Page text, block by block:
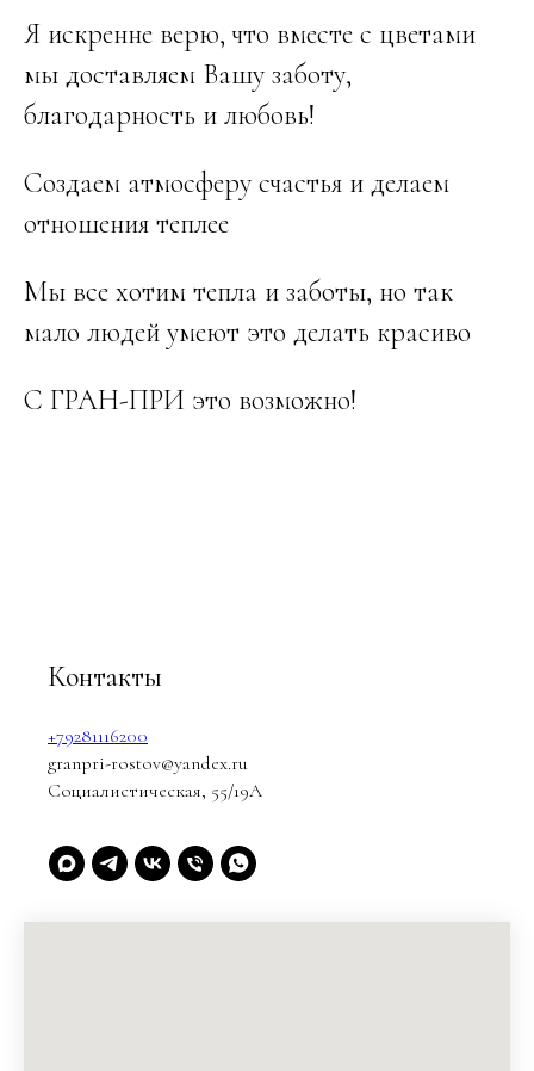
Я искренне верю, что вместе с цветами
мы доставляем Вашу заботу,
благодарность и любовь!
Создаем атмосферу счастья и делаем
отношения теплее
Мы все хотим тепла и заботы, но так
мало людей умеют это делать красиво
С ГРАН-ПРИ это возможно!
Контакты
+79281116200
granpri-rostov@yandex.ru
Социалистическая, 55/19А